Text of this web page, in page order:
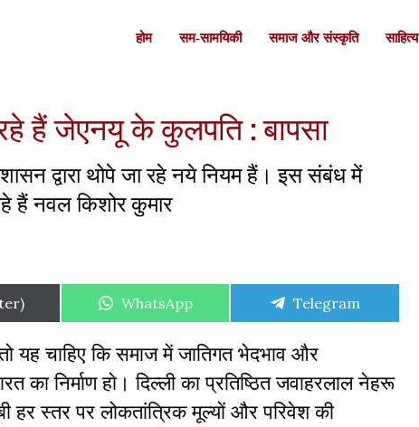
होम सम-सामयिकी समाज और संस्कृति साहित्‍य
हैं जेएनयू के कुलपति : बापसा
द्वारा थोपे जा रहे नये नियम हैं। इस संबंध में
हैं नवल किशोर कुमार
Share
WhatsApp
Share
Telegram
चाहिए कि समाज में जातिगत भेदभाव और
का निर्माण हो। दिल्ली का प्रतिष्ठित जवाहरलाल नेहरू
हर स्तर पर लोकतांत्रिक मूल्यों और परिवेश की